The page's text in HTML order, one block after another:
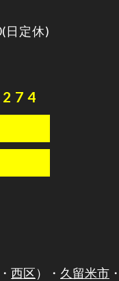
日定休)
・ 西区）・ 久留米市 ・